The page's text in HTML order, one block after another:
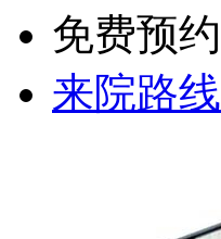
免费预约
来院路线